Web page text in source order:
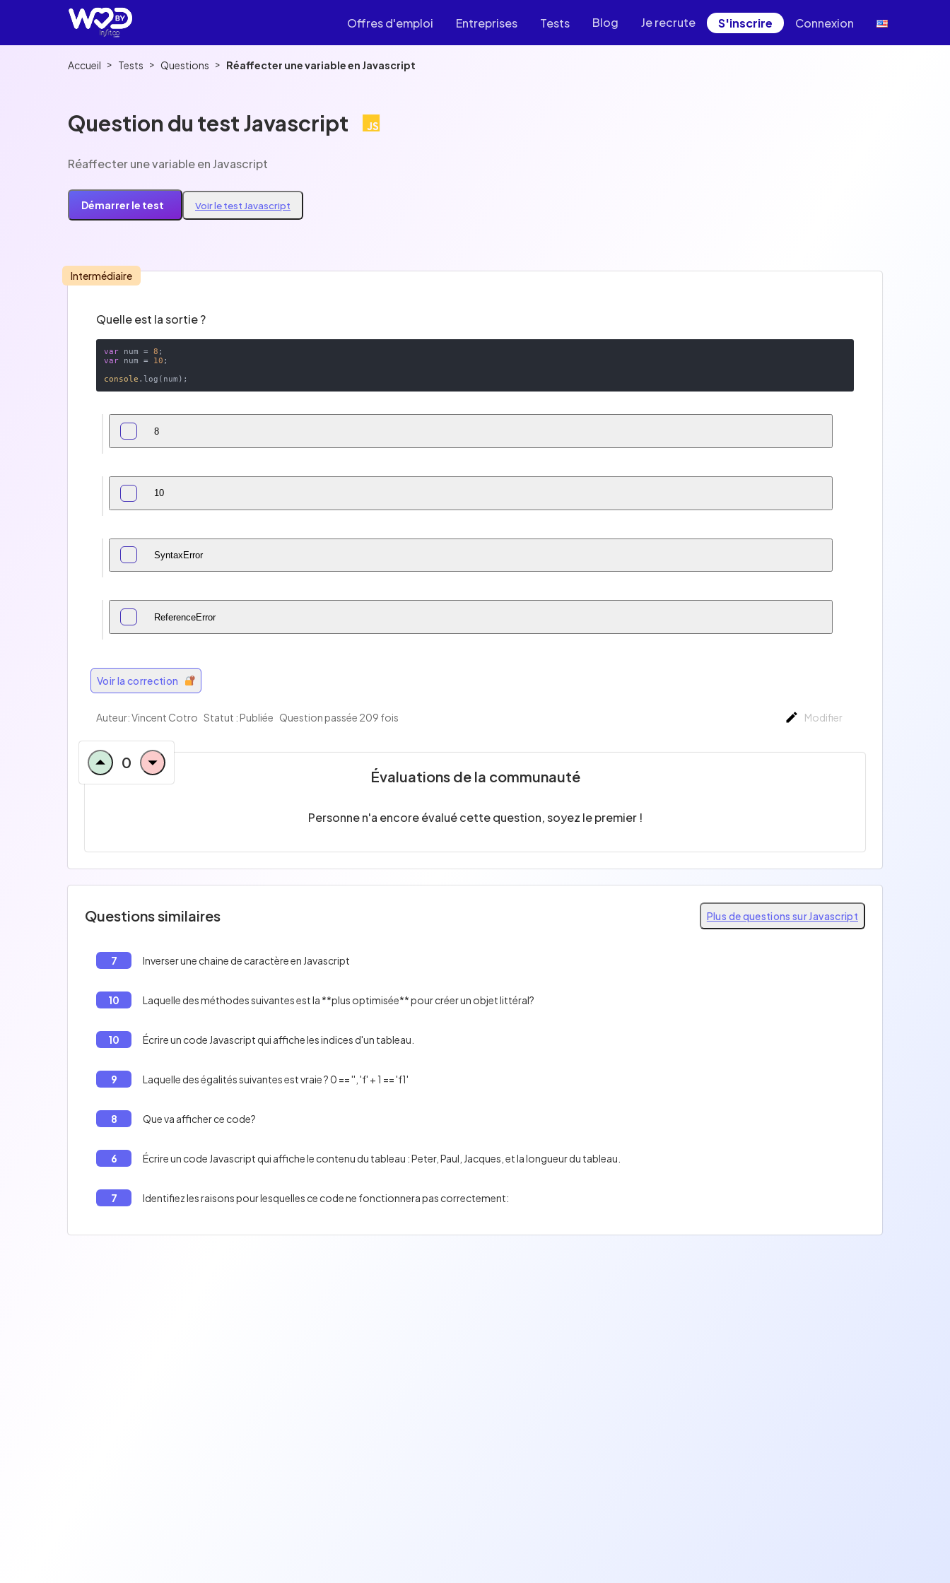
Offres d'emploi Entreprises Tests Blog Je recrute S'inscrire Connexion
Accueil > Tests > Questions > Réaffecter une variable en Javascript
Question du test Javascript
Réaffecter une variable en Javascript
Démarrer le test Voir le test Javascript
Intermédiaire
Quelle est la sortie ?
var num = 8
var num = 10 ;
console
8
10
SyntaxError
ReferenceError
Voir la correction
Auteur:Vincent Cotro Statut : Publiée Question passée 209 fois Modifier
0
Évaluations de la communauté
Personne n'a encore évalué cette question, soyez le premier !
Questions similaires Plus de questions sur Javascript
7 Inverser une chaine de caractère en Javascript
10 Laquelle des méthodes suivantes est la **plus optimisée** pour créer un objet littéral?
10 Écrire un code Javascript qui affiche les indices d'un tableau.
9 Laquelle des égalités suivantes est vraie ? 0 == '', 'f' + 1 == 'f1'
8 Que va afficher ce code?
6 Écrire un code Javascript qui affiche le contenu du tableau : Peter, Paul, Jacques, et la longueur du tableau.
7 Identifiez les raisons pour lesquelles ce code ne fonctionnera pas correctement: